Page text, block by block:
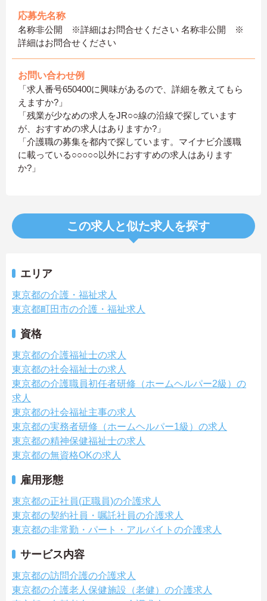
応募先名称
名称非公開 ※詳細はお問合せください 名称非公開 ※
詳細はお問合せください
お問い合わせ例
「求人番号650400に興味があるので、詳細を教えてもら
えますか?」
「残業が少なめの求人をJR○○線の沿線で探しています
が、おすすめの求人はありますか?」
「介護職の募集を都内で探しています。マイナビ介護職
に載っている○○○○○以外におすすめの求人はあります
か?」
この求人と似た求人を探す
エリア
東京都の介護・福祉求人
東京都町田市の介護・福祉求人
資格
東京都の介護福祉士の求人
東京都の社会福祉士の求人
東京都の介護職員初任者研修（ホームヘルパー2級）の
求人
東京都の社会福祉主事の求人
東京都の実務者研修（ホームヘルパー1級）の求人
東京都の精神保健福祉士の求人
東京都の無資格OKの求人
雇用形態
東京都の正社員(正職員)の介護求人
東京都の契約社員・嘱託社員の介護求人
東京都の非常勤・パート・アルバイトの介護求人
サービス内容
東京都の訪問介護の介護求人
東京都の介護老人保健施設（老健）の介護求人